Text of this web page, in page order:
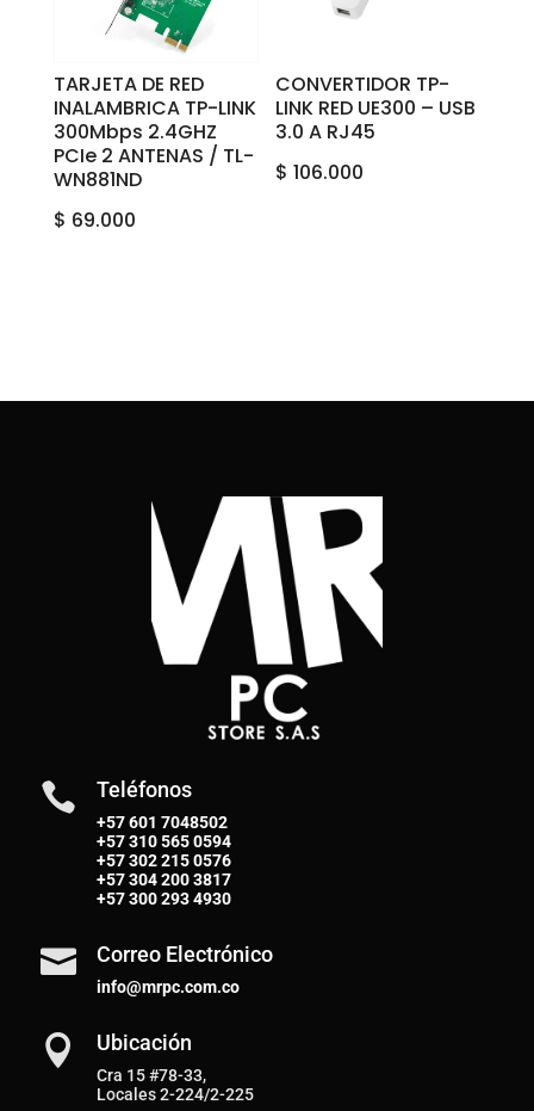
TARJETA DE RED
INALAMBRICA TP-LINK
300Mbps 2.4GHZ
PCIe 2 ANTENAS / TL-
WN881ND
$ 69.000
CONVERTIDOR TP-
LINK RED UE300 – USB
3.0 A RJ45
$ 106.000
 Teléfonos
+57 601 7048502
+57310 565 0594
+57302 215 0576
+57304 200 3817
+57300 293 4930
 Correo Electrónico
info@mrpc.com.co
 Ubicación
Cra 15 #78-33,
Locales 2-224/2-225